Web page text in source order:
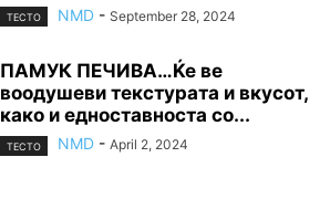
ТЕСТО NMD - September 28, 2024
ПАМУК ПЕЧИВА…Ќе ве
воодушеви текстурата и вкусот,
како и едноставноста со...
ТЕСТО NMD - April 2, 2024